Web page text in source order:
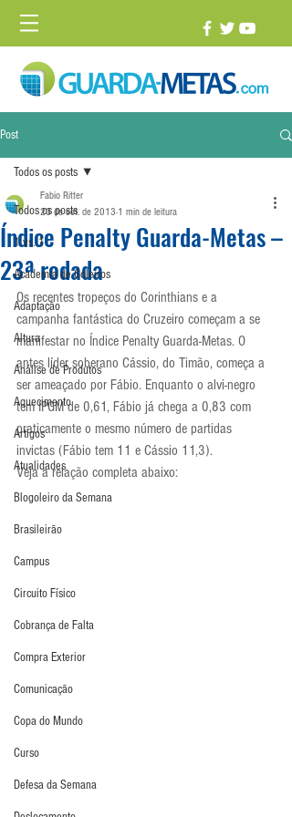
Post
Todos os posts
1 vs. 1
Academia de Goleiros
Adaptação
Altura
Análise de Produtos
Aquecimento
Artigos
Atualidades
Blogoleiro da Semana
Brasileirão
Campus
Circuito Físico
Cobrança de Falta
Compra Exterior
Comunicação
Copa do Mundo
Curso
Defesa da Semana
Todos os posts
Índice Penalty Guarda-Metas –
23ª rodada
Fabio Ritter
23 de set. de 2013 1 min de leitura
Os recentes tropeços do Corinthians e a
campanha fantástica do Cruzeiro começam a se
manifestar no Índice Penalty Guarda-Metas. O
antes líder soberano Cássio, do Timão, começa a
ser ameaçado por Fábio. Enquanto o alvi-negro
tem IPGM de 0,61, Fábio já chega a 0,83 com
praticamente o mesmo número de partidas
invictas (Fábio tem 11 e Cássio 11,3).
Veja a relação completa abaixo: